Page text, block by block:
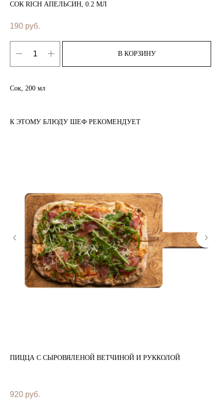
СОК RICH АПЕЛЬСИН, 0.2 МЛ
190 руб.
В КОРЗИНУ
Сок, 200 мл
К ЭТОМУ БЛЮДУ ШЕФ РЕКОМЕНДУЕТ
ПИЦЦА С СЫРОВЯЛЕНОЙ ВЕТЧИНОЙ И РУККОЛОЙ
920 руб.